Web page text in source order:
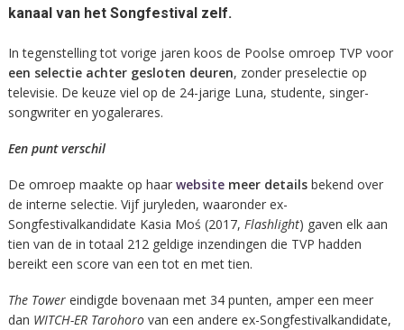
kanaal van het Songfestival zelf.
In tegenstelling tot vorige jaren koos de Poolse omroep TVP voor
een selectie achter gesloten deuren, zonder preselectie op
televisie. De keuze viel op de 24-jarige Luna, studente, singer-
songwriter en yogalerares.
Een punt verschil
De omroep maakte op haar website meer detailsbekend over
de interne selectie. Vijf juryleden, waaronder ex-
Songfestivalkandidate Kasia Moś (2017, Flashlight) gaven elk aan
tien van de in totaal 212 geldige inzendingen die TVP hadden
bereikt een score van een tot en met tien.
The Tower eindigde bovenaan met 34 punten, amper een meer
dan WITCH-ER Tarohoro van een andere ex-Songfestivalkandidate,